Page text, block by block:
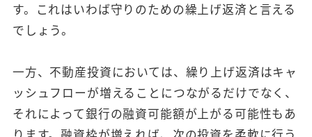
す。これはいわば守りのための繰上げ返済と言える
でしょう。
一方、不動産投資においては、繰り上げ返済はキャ
ッシュフローが増えることにつながるだけでなく、
それによって銀行の融資可能額が上がる可能性もあ